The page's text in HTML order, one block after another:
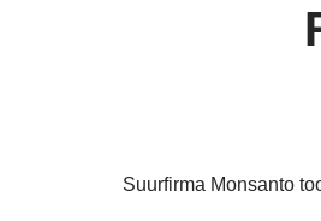
Suurfirma Monsanto